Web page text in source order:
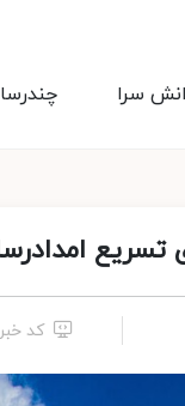
سرا
تسریع
کد خبر :